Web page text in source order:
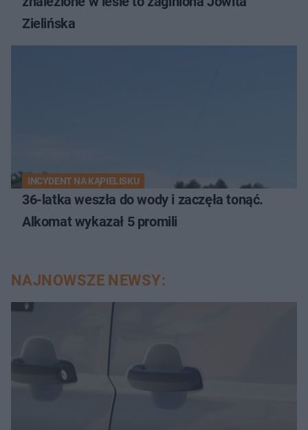
Zielińska
INCYDENT NA KĄPIELISKU
36-latka weszła do wody i zaczęła tonąć.
Alkomat wykazał 5 promili
NAJNOWSZE NEWSY: